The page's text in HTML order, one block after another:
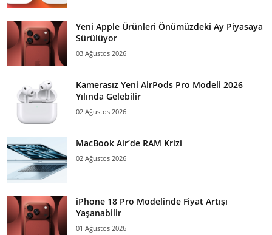
Yeni Apple Ürünleri Önümüzdeki Ay Piyasaya
Sürülüyor
03 Ağustos 2026
Kamerasız Yeni AirPods Pro Modeli 2026
Yılında Gelebilir
02 Ağustos 2026
MacBook Air’de RAM Krizi
02 Ağustos 2026
iPhone 18 Pro Modelinde Fiyat Artışı
Yaşanabilir
01 Ağustos 2026